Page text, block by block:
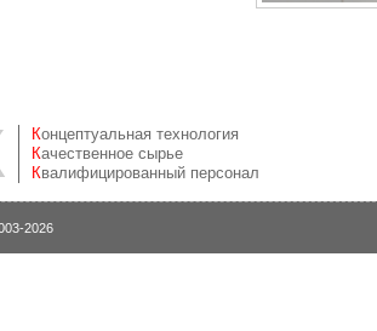
Концептуальная технология
Качественное сырье
Квалифицированный персонал
2026